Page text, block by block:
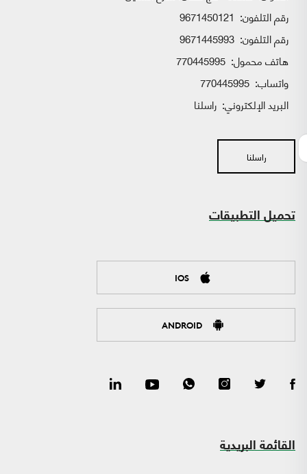
رقم التلفون: 9671450121
رقم التلفون: 9671445993
هاتف محمول: 770445995
واتساب:
البريد الإلكتروني: راسلنا
راسلنا
تحميل التطبيقات
IOS
ANDROID
القائمة البريدية